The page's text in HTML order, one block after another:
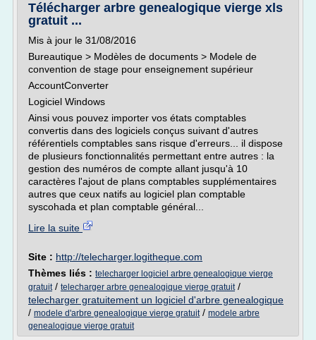
Télécharger arbre genealogique vierge xls
gratuit ...
Mis à jour le 31/08/2016
Bureautique > Modèles de documents > Modele de
convention de stage pour enseignement supérieur
AccountConverter
Logiciel Windows
Ainsi vous pouvez importer vos états comptables
convertis dans des logiciels conçus suivant d'autres
référentiels comptables sans risque d'erreurs... il dispose
de plusieurs fonctionnalités permettant entre autres : la
gestion des numéros de compte allant jusqu'à 10
caractères l'ajout de plans comptables supplémentaires
autres que ceux natifs au logiciel plan comptable
syscohada et plan comptable général...
Lire la suite
Site : http://telecharger.logitheque.com
Thèmes liés : telecharger logiciel arbre genealogique vierge
gratuit/ telecharger arbre genealogique vierge gratuit/
telecharger gratuitement un logiciel d'arbre genealogique
/ modele d'arbre genealogique vierge gratuit/ modele arbre
genealogique vierge gratuit